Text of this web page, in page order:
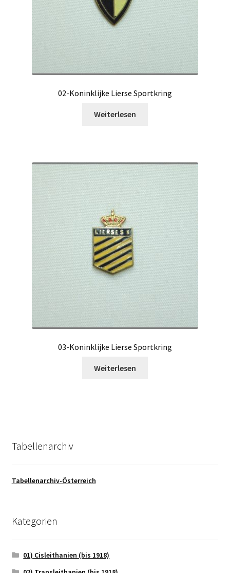
02-Koninklijke Lierse Sportkring
Weiterlesen
03-Koninklijke Lierse Sportkring
Weiterlesen
Tabellenarchiv
Tabellenarchiv-Österreich
Kategorien
01) Cisleithanien (bis 1918)